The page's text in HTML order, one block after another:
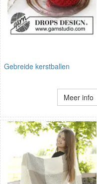
Gebreide kerstballen
Meer info